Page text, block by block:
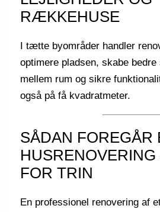
RÆKKEHUSE
I tætte byområder handler
optimere pladsen, skabe
mellem rum og sikre
også på få kvadratmeter.
SÅDAN FOREGÅR
HUSRENOVERING
FOR TRIN
En professionel renovering af